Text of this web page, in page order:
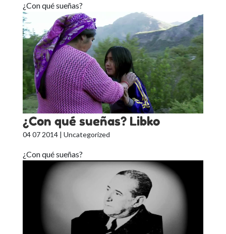
¿Con qué sueñas?
¿Con qué sueñas? Libko
04 07 2014| Uncategorized
¿Con qué sueñas?